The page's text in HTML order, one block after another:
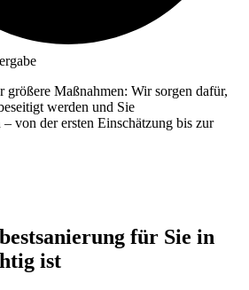
größere Maßnahmen: Wir sorgen dafür,
werden und Sie
von der ersten Einschätzung bis zur
für Sie in
ist